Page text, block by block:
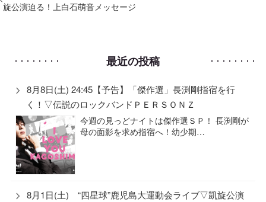
旋公演迫る！上白石萌音メッセージ
最近の投稿
8月8日(土) 24:45【予告】「傑作選」長渕剛指宿を行
く！▽伝説のロックバンドＰＥＲＳＯＮＺ
今週の見っどナイトは傑作選ＳＰ！ 長渕剛が
母の面影を求め指宿へ！幼少期…
8月1日(土) “四星球”鹿児島大運動会ライブ▽凱旋公演